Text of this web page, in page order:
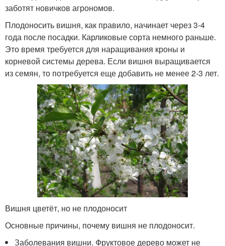
заботят новичков агрономов.
Плодоносить вишня, как правило, начинает через 3-4
года после посадки. Карликовые сорта немного раньше.
Это время требуется для наращивания кроны и
корневой системы дерева. Если вишня выращивается
из семян, то потребуется еще добавить не менее 2-3 лет.
Вишня цветёт, но не плодоносит
Основные причины, почему вишня не плодоносит.
Заболевания вишни. Фруктовое дерево может не